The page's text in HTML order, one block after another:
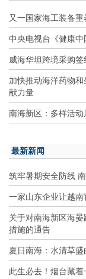
又一国家海工装备
中央电视台《健康
威海华坦跨境采购
加快推动海洋药物
献力量
南海新区：多样活
最新新闻
筑牢暑期安全防线
一家山东企业让越
关于对南海新区海
措施的通告
夏日南海：水清草
此生必去！烟台藏